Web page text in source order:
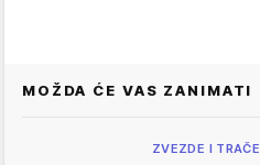
MOŽDA ĆE VAS ZANIMATI
ZVEZDE I